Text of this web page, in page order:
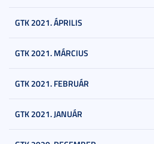
GTK 2021. ÁPRILIS
GTK 2021. MÁRCIUS
GTK 2021. FEBRUÁR
GTK 2021. JANUÁR